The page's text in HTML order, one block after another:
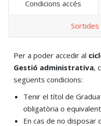
Condicions accés
Sortides
Per a poder accedir al
Gestió administrativa,
següents condicions:
Tenir el títol de
obligatòria o
En cas de no disposar